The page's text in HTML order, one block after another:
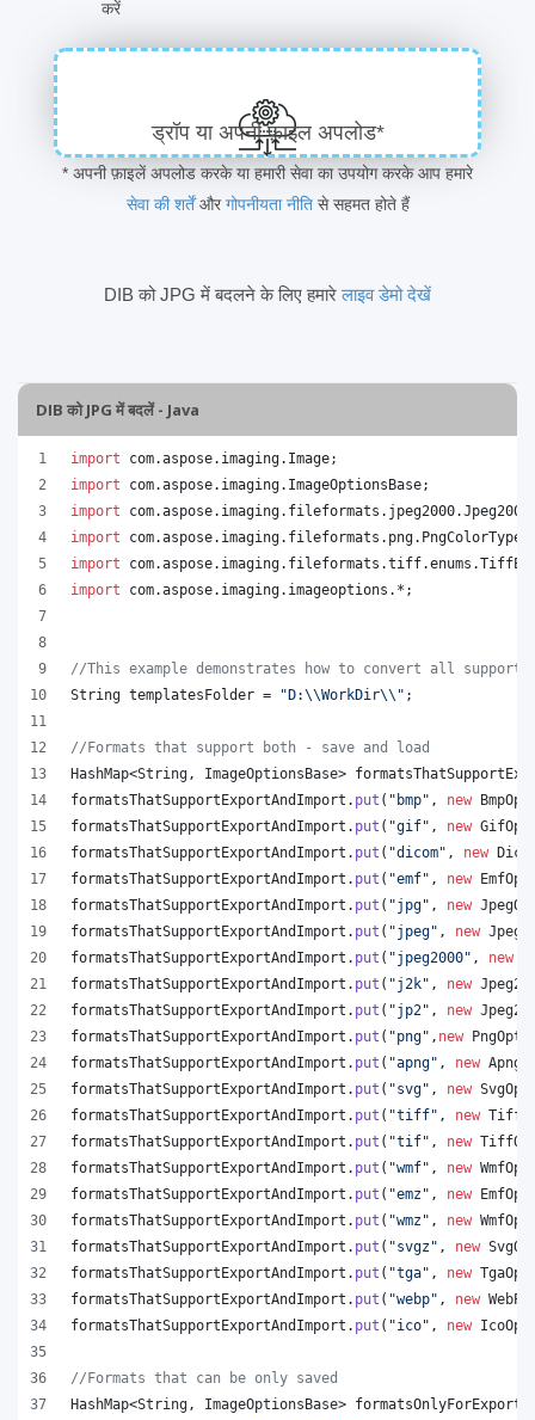
करें
ड्रॉप या अपनी फ़ाइल अपलोड*
* अपनी फ़ाइलें अपलोड करके या हमारी सेवा का उपयोग करके आप हमारे
सेवा की शर्तेंऔरगोपनीयता नीतिसे सहमत होते हैं
DIB को JPG में बदलने के लिए हमारेलाइव डेमो देखें
DIB को JPG में बदलें - Java
import com.aspose. imaging. Image;
import
com.aspose. imaging. ImageOptionsBase;
import
com.aspose. imaging. fileformats . jpeg2000.
import
com.aspose. imaging. fileformats . png. PngColorType
import
com.aspose. imaging. fileformats .tiff.enums .
import
com.aspose. imaging. imageoptions .*;
//This example demonstrates how to convert all
String templatesFolder = "D:\\WorkDir\\ " ;
//Formats that support both - save and load
HashMap<String , ImageOptionsBase>
formatsThatSupportExportAndImport . put ( "bmp" , new
formatsThatSupportExportAndImport . put ( "gif" , new
formatsThatSupportExportAndImport . put ( "dicom" , new
formatsThatSupportExportAndImport . put ( "emf" , new
formatsThatSupportExportAndImport . put ( "jpg" , new
formatsThatSupportExportAndImport . put ( "jpeg" , new
formatsThatSupportExportAndImport . put ( "jpeg2000" , new
formatsThatSupportExportAndImport . put ( "j2k" , new
formatsThatSupportExportAndImport . put ( "jp2" , new
formatsThatSupportExportAndImport . put ( "png" , new
formatsThatSupportExportAndImport . put ( "apng" , new
formatsThatSupportExportAndImport . put ( "svg" , new
formatsThatSupportExportAndImport . put ( "tiff" , new
formatsThatSupportExportAndImport . put ( "tif" , new
formatsThatSupportExportAndImport . put ( "wmf" , new
formatsThatSupportExportAndImport . put ( "emz" , new
formatsThatSupportExportAndImport . put ( "wmz" , new
formatsThatSupportExportAndImport . put ( "svgz" , new
formatsThatSupportExportAndImport . put ( "tga" , new
formatsThatSupportExportAndImport . put ( "webp" , new
formatsThatSupportExportAndImport . put ( "ico" , new
//Formats that can be only saved
HashMap<String , ImageOptionsBase> formatsOnlyForExport